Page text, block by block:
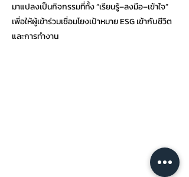
มาแปลงเป็นกิจกรรมที่ทั้ง “เรียนรู้–ลงมือ–เข้าใจ”
เพื่อให้ผู้เข้าร่วมเชื่อมโยงเป้าหมาย ESG เข้ากับชีวิต
และการทำงาน